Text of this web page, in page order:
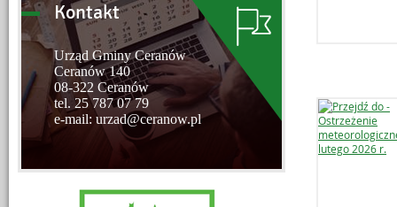
Kontakt
Urząd Gminy Ceranów
Ceranów 140
08-322 Ceranów
tel. 25 787 07 79
e-mail: urzad@ceranow.pl